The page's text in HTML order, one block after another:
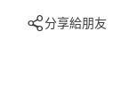
分享給朋友